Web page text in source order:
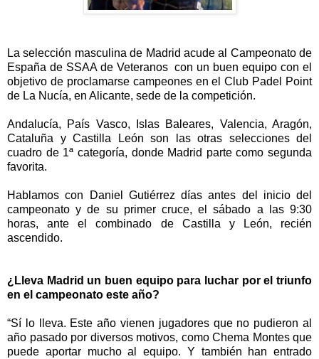
La selección masculina de Madrid acude al Campeonato de
España de SSAA de Veteranos con un buen equipo con el
objetivo de proclamarse campeones en el Club Padel Point
de La Nucía, en Alicante, sede de la competición.
Andalucía, País Vasco, Islas Baleares, Valencia, Aragón,
Cataluña y Castilla León son las otras selecciones del
cuadro de 1ª categoría, donde Madrid parte como segunda
favorita.
Hablamos con Daniel Gutiérrez días antes del inicio del
campeonato y de su primer cruce, el sábado a las 9:30
horas, ante el combinado de Castilla y León, recién
ascendido.
¿ Lleva Madrid un buen equipo para luchar por el triunfo
en el campeonato este año?
“Sí lo lleva. Este año vienen jugadores que no pudieron al
año pasado por diversos motivos, como Chema Montes que
puede aportar mucho al equipo. Y también han entrado